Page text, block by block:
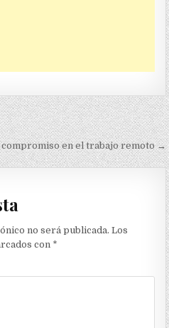
compromiso en el trabajo remoto →
no será publicada. Los
con *